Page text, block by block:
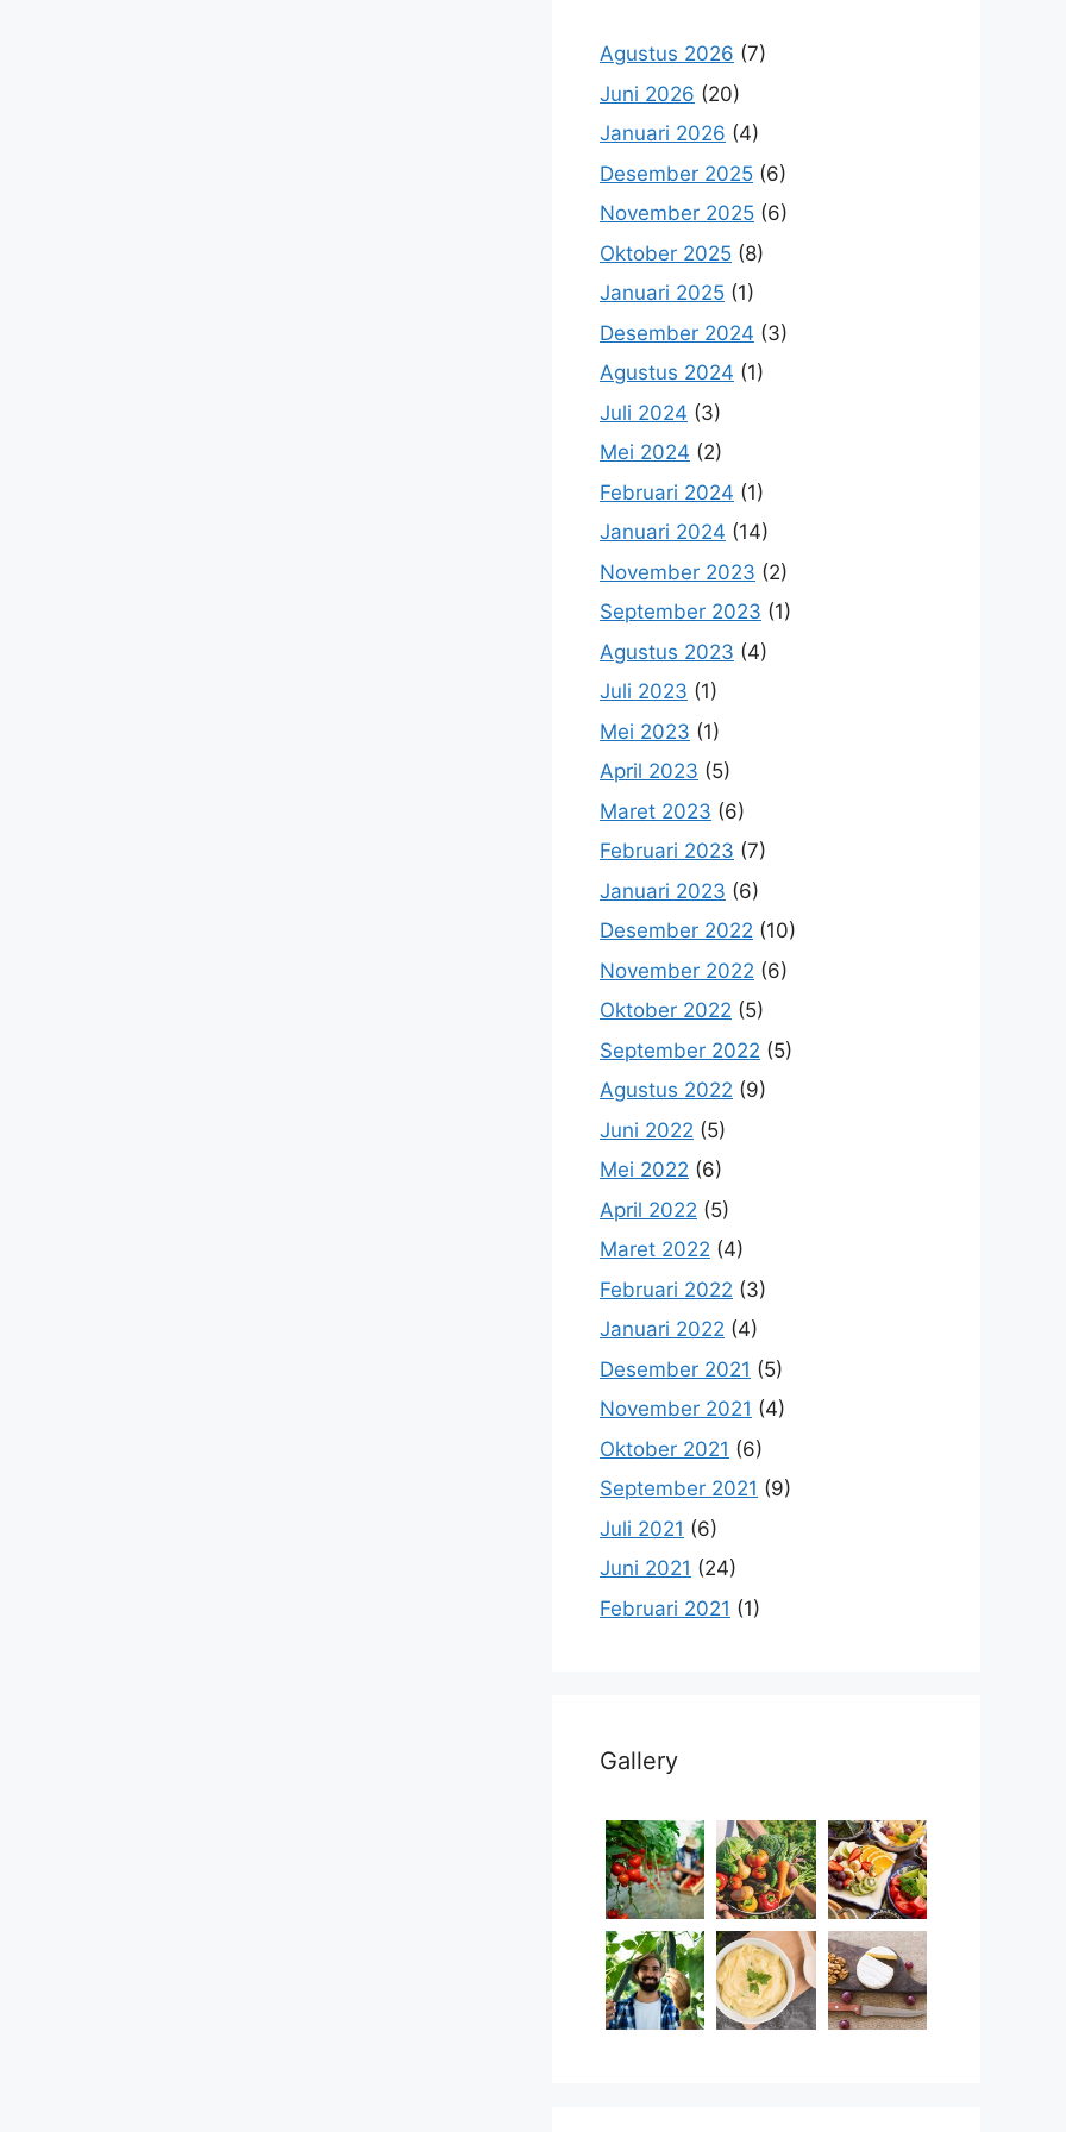
Agustus 2026 (7)
Juni 2026 (20)
Januari 2026 (4)
Desember 2025 (6)
November 2025 (6)
Oktober 2025 (8)
Januari 2025 (1)
Desember 2024 (3)
Agustus 2024 (1)
Juli 2024 (3)
Mei 2024 (2)
Februari 2024 (1)
Januari 2024 (14)
November 2023 (2)
September 2023 (1)
Agustus 2023 (4)
Juli 2023 (1)
Mei 2023 (1)
April 2023 (5)
Maret 2023 (6)
Februari 2023 (7)
Januari 2023 (6)
Desember 2022 (10)
November 2022 (6)
Oktober 2022 (5)
September 2022 (5)
Agustus 2022 (9)
Juni 2022 (5)
Mei 2022 (6)
April 2022 (5)
Maret 2022 (4)
Februari 2022 (3)
Januari 2022 (4)
Desember 2021 (5)
November 2021 (4)
Oktober 2021 (6)
September 2021 (9)
Juli 2021 (6)
Juni 2021 (24)
Februari 2021 (1)
Gallery